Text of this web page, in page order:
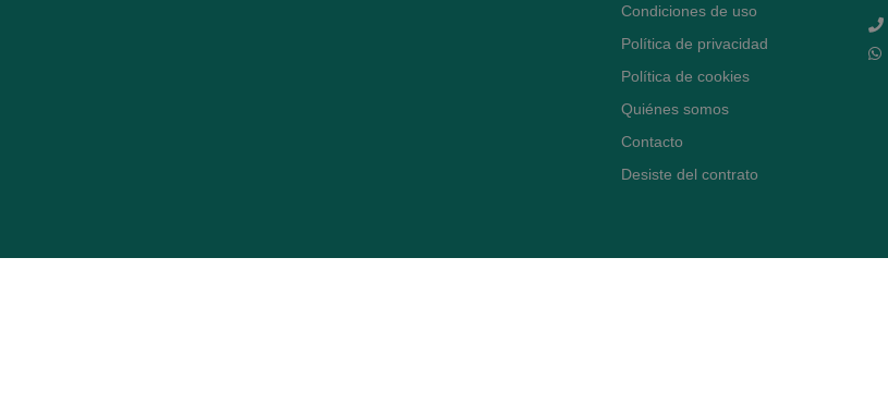
Condiciones de uso
Política de privacidad
Política de cookies
Quiénes somos
Contacto
Desiste del contrato